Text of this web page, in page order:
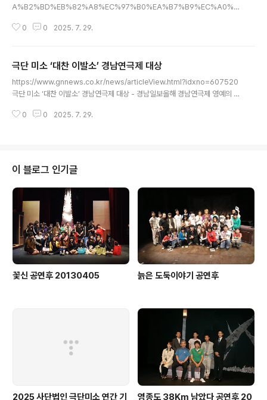
A%B2%BD%EB%82%A8%EC%97%B0%EA%B7%B9%EC%A0%9
EB%81%9D%EB%A7%88%EC%B3%90/ 4관왕 차지 ［경상뉴스=김관
ttps://xn--289ak2i11nizb.kr/%EC%A0%9C43%ED%9A%8C-%E
A%B2%BD%EB%82%A8%EC%97%B0%EA%B7%B9%EC%A0%9
C-14%EC%9D%BC%EA%B0%84-%E..
0 0 2025. 7. 29.
극단 미소 ‘대찬 이발소’ 경남연극제 대상
https://www.gnnews.co.kr/news/articleView.html?idxno=607520
극단 미소 ‘대찬 이발소’ 경남연극제 대상 - 경남일보올해 경남연극제 영예의 단
남연극제 단체 대상을 차지한 극단 미소는 연출상, 연기 대www.gnnews.co.
0 0 2025. 7. 29.
이 블로그 인기글
꽃신 공연후 20130405 늙은 도둑이야기 공연후
2025 사단법인 극단미소 연간 기 영종도 38Km 남았다 공연후 20